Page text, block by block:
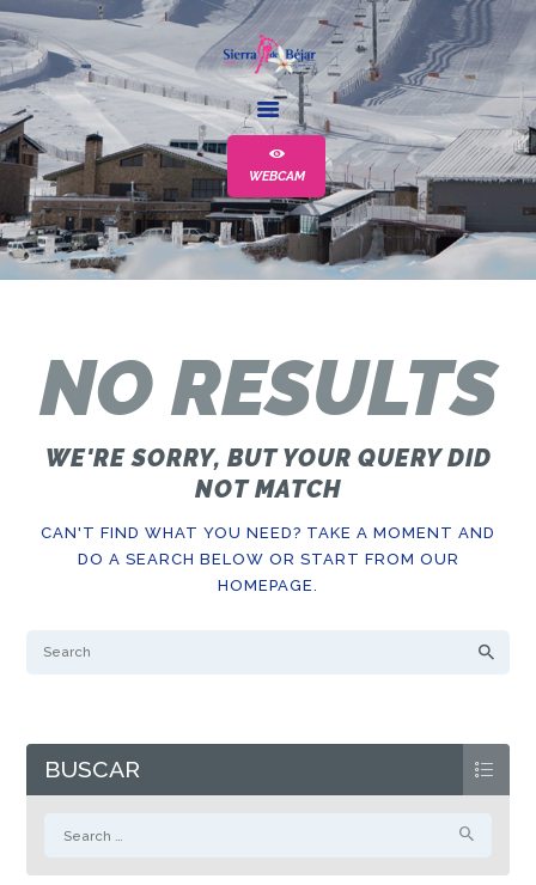
WEBCAM
SKIING & RIDING
SNOWSPORTS
SCHOOL
NORDIC SKIING
NO RESULTS
WE'RE SORRY, BUT YOUR QUERY DID
NOT MATCH
CAN'T FIND WHAT YOU NEED? TAKE A MOMENT AND
DO A SEARCH BELOW OR START FROM OUR
HOMEPAGE.
BUSCAR